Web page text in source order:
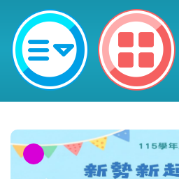
neilctes網站設計